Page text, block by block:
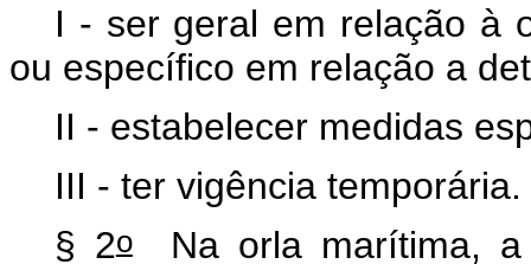
I - ser geral em relação à
ou específico em relação a
II - estabelecer medidas
III - ter vigência temporária.
§ 2oNa orla marítima, a